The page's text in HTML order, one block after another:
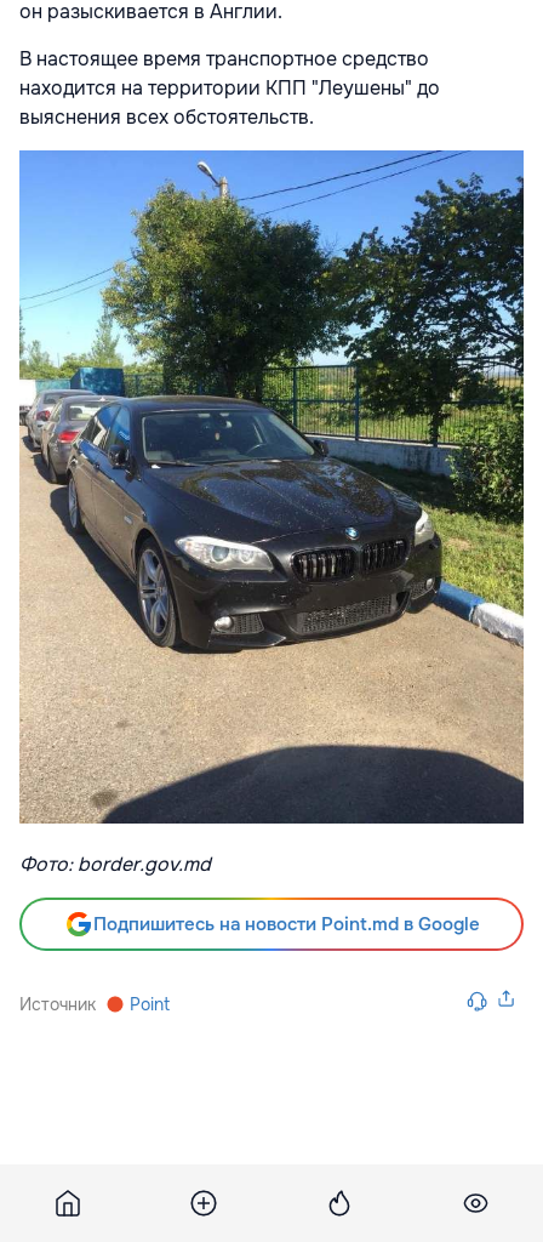
он разыскивается в Англии.
В настоящее время транспортное средство
находится на территории КПП "Леушены" до
выяснения всех обстоятельств.
Фото: border.gov.md
Подпишитесь на новости Point.md в Google
Источник Point